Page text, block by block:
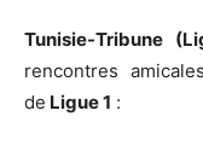
Tunisie-Tribune
rencontres
de Ligue 1 :